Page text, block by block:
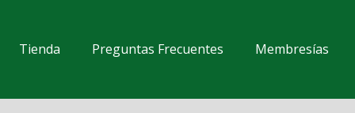
Tienda Preguntas Frecuentes Membresías